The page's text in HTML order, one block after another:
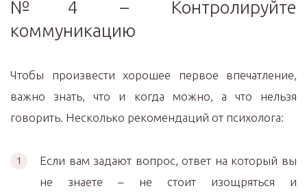
№4 – Контролируйте
коммуникацию
Чтобы произвести хорошее первое впечатление,
важно знать, что и когда можно, а что нельзя
говорить. Несколько рекомендаций от психолога:
Если вам задают вопрос, ответ на который вы
не знаете – не стоит изощряться и